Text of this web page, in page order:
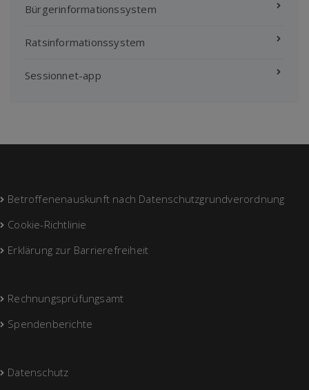
Bürgerinformationssystem
Ratsinformationssystem
Sessionnet-app
Betroffenenauskunft nach Datenschutzgrundverordnung
Cookie-Richtlinie
Erklärung zur Barrierefreiheit
Rechnungsprüfungsamt
Spendenberichte
Datenschutz